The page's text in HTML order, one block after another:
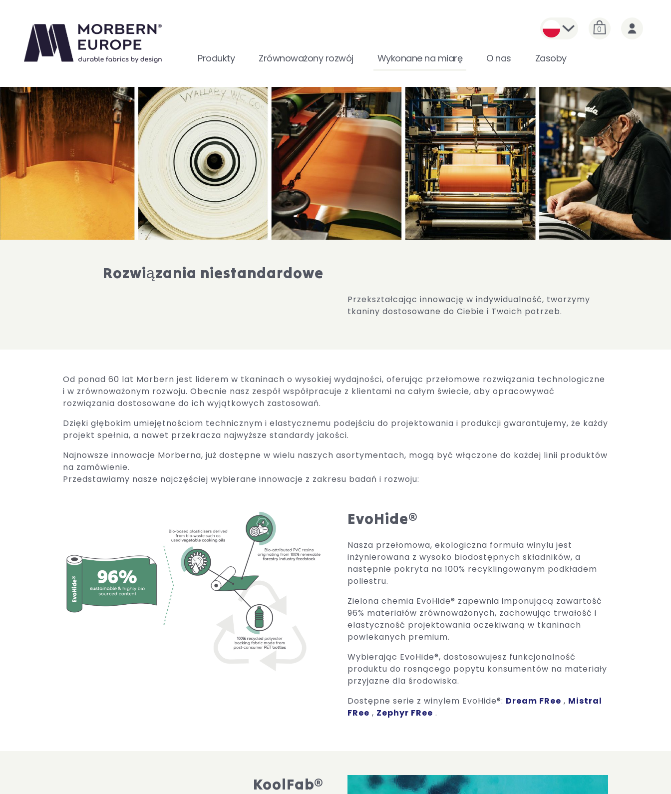
0
Produkty Zrównoważony rozwój Wykonane na miarę O nas Zasoby
Rozwiązania niestandardowe
Przekształcając innowację w indywidualność, tworzymy
tkaniny dostosowane do Ciebie i Twoich potrzeb.
Od ponad 60 lat Morbern jest liderem w tkaninach o wysokiej wydajności, oferując przełomowe rozwiązania technologiczne
i w zrównoważonym rozwoju. Obecnie nasz zespół współpracuje z klientami na całym świecie, aby opracowywać
rozwiązania dostosowane do ich wyjątkowych zastosowań.
Dzięki głębokim umiejętnościom technicznym i elastycznemu podejściu do projektowania i produkcji gwarantujemy, że każdy
projekt spełnia, a nawet przekracza najwyższe standardy jakości.
Najnowsze innowacje Morberna, już dostępne w wielu naszych asortymentach, mogą być włączone do każdej linii produktów
na zamówienie.
Przedstawiamy nasze najczęściej wybierane innowacje z zakresu badań i rozwoju:
EvoHide®
Nasza przełomowa, ekologiczna formuła winylu jest
inżynierowana z wysoko biodostępnych składników, a
następnie pokryta na 100% recyklingowanym podkładem
poliestru.
Zielona chemia EvoHide® zapewnia imponującą zawartość
96% materiałów zrównoważonych, zachowując trwałość i
elastyczność projektowania oczekiwaną w tkaninach
powlekanych premium.
Wybierając EvoHide®, dostosowujesz funkcjonalność
produktu do rosnącego popytu konsumentów na materiały
przyjazne dla środowiska.
Dostępne serie z winylem EvoHide®: Dream FRee , Mistral
FRee , Zephyr FRee .
KoolFab®